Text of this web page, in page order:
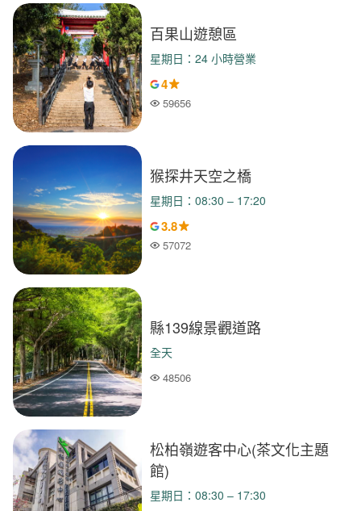
百果山遊憩區
星期日：24 小時營業
4
人氣
59656
猴探井天空之橋
星期日：08:30 – 17:20
3.8
人氣
57072
縣139線景觀道路
全天
人氣
48506
松柏嶺遊客中心(茶文化主題
館)
星期日：08:30 – 17:30